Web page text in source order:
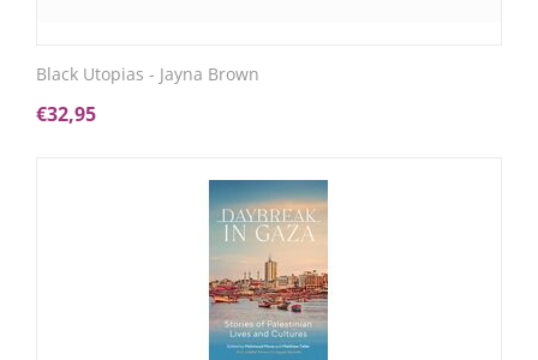
Black Utopias - Jayna Brown
€32,95